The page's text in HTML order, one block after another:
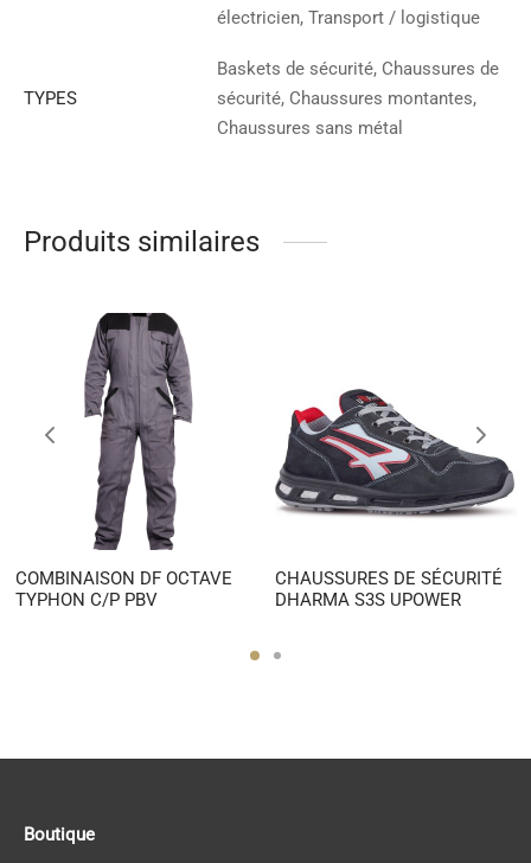
électricien, Transport / logistique
TYPES
Baskets de sécurité, Chaussures de
sécurité, Chaussures montantes,
Chaussures sans métal
Produits similaires
COMBINAISON DF OCTAVE
TYPHON C/P PBV
CHAUSSURES DE SÉCURITÉ
DHARMA S3S UPOWER
Boutique